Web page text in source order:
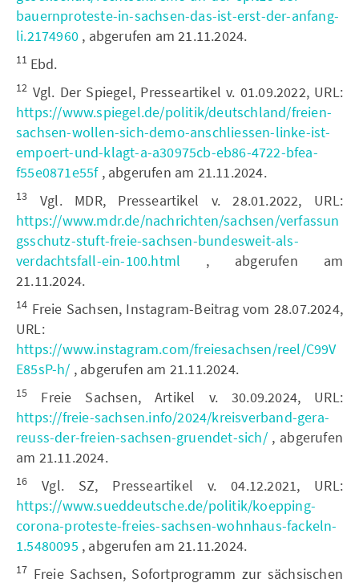
bauernproteste-in-sachsen-das-ist-erst-der-anfang-
li.2174960 , abgerufen am 21.11.2024.
11 Ebd.
12 Vgl. Der Spiegel, Presseartikel v. 01.09.2022, URL:
https://www.spiegel.de/politik/deutschland/freien-
sachsen-wollen-sich-demo-anschliessen-linke-ist-
empoert-und-klagt-a-a30975cb-eb86-4722-bfea-
f55e0871e55f, abgerufen am 21.11.2024.
13
Vgl. MDR, Presseartikel v. 28.01.2022, URL:
https://www.mdr.de/nachrichten/sachsen/verfassun
gsschutz-stuft-freie-sachsen-bundesweit-als-
verdachtsfall-ein-100.html , abgerufen am
21.11.2024.
14 Freie Sachsen, Instagram-Beitrag vom 28.07.2024,
URL:
https://www.instagram.com/freiesachsen/reel/C99V
E85sP-h/ , abgerufen am 21.11.2024.
15
Freie Sachsen, Artikel v. 30.09.2024, URL:
https://freie-sachsen.info/2024/kreisverband-gera-
reuss-der-freien-sachsen-gruendet-sich/, abgerufen
am 21.11.2024.
16
Vgl. SZ, Presseartikel v. 04.12.2021, URL:
https://www.sueddeutsche.de/politik/koepping-
corona-proteste-freies-sachsen-wohnhaus-fackeln-
1.5480095 , abgerufen am 21.11.2024.
17 Freie Sachsen, Sofortprogramm zur sächsischen